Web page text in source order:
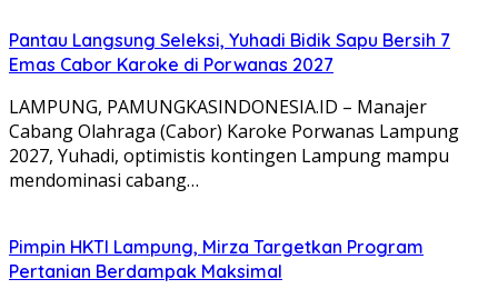
Pantau Langsung Seleksi, Yuhadi Bidik Sapu Bersih 7
Emas Cabor Karoke di Porwanas 2027
LAMPUNG, PAMUNGKASINDONESIA.ID – Manajer
Cabang Olahraga (Cabor) Karoke Porwanas Lampung
2027, Yuhadi, optimistis kontingen Lampung mampu
mendominasi cabang…
Pimpin HKTI Lampung, Mirza Targetkan Program
Pertanian Berdampak Maksimal